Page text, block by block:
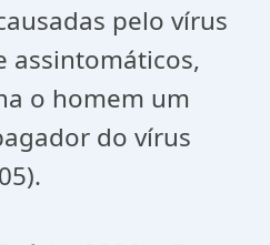
pelo vírus
assintomáticos,
o homem um
do vírus